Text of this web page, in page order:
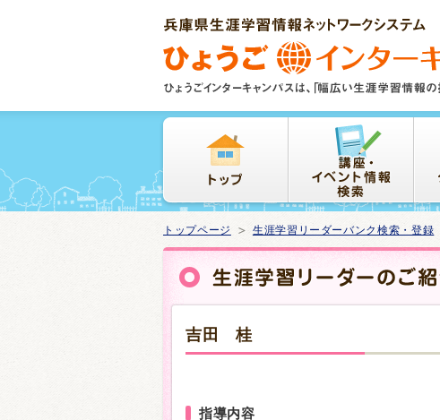
キ
トップページ 生涯学習リーダーバンク検索・登録
吉田 桂
指導内容